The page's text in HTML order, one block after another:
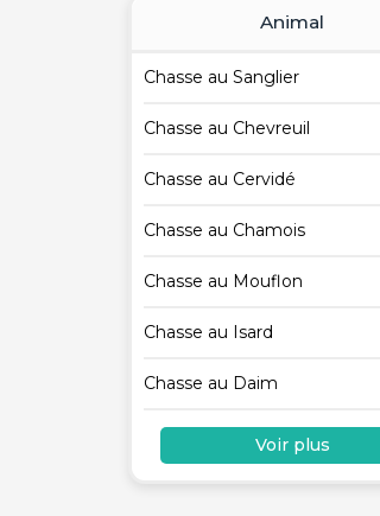
Animal
Chasse au Sanglier
Chasse au Chevreuil
Chasse au Cervidé
Chasse au Chamois
Chasse au Mouflon
Chasse au Isard
Chasse au Daim
Voir plus